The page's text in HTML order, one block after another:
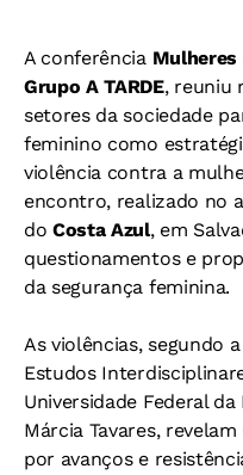
A conferência Mulheres
Grupo A TARDE, reuniu
setores da sociedade
feminino como
violência contra a
encontro, realizado no
doCosta Azul, em
questionamentos e
da segurança feminina.
As violências, segundo
Estudos
Universidade Federal
Márcia Tavares,
por avanços e